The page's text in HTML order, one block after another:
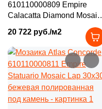
610110000809 Empire
Calacatta Diamond Mosaic
полированная под камень
20 722 руб./м2